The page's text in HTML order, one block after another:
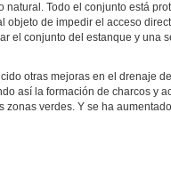
natural. Todo el conjunto está
objeto de impedir el acceso
el conjunto del estanque y una
otras mejoras en el drenaje
así la formación de charcos y
zonas verdes. Y se ha